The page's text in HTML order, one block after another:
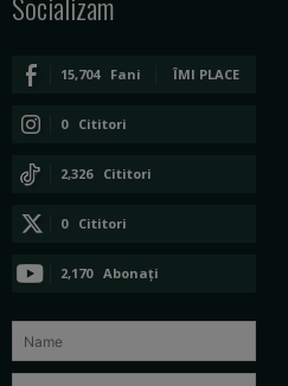
15,704 Fani ÎMI PLACE
0 Cititori
CONECTAȚI-VĂ
2,326 Cititori
0 Cititori
CONECTAȚI-VĂ
2,170 Abonați
ABONAȚI-VĂ